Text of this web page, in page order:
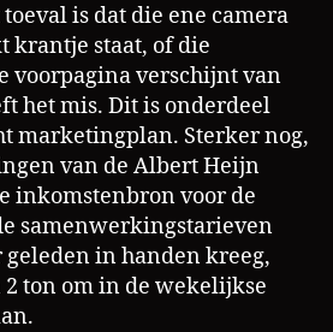
is dat die ene camera
krantje staat, of die
voorpagina verschijnt van
het mis. Dit is onderdeel
marketingplan. Sterker nog,
van de Albert Heijn
inkomstenbron voor de
samenwerkingstarieven
geleden in handen kreeg,
ton om in de wekelijkse